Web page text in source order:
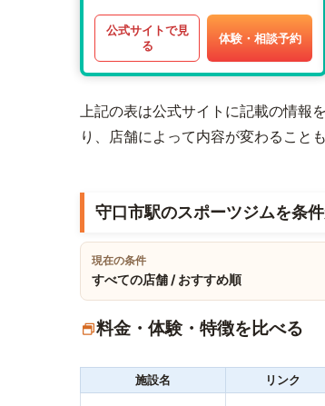
公式サイトで見
る
体験・相談予約
上記の表は公式サイトに記載の情報
り、店舗によって内容が変わること
守口市駅のスポーツジムを条
現在の条件
すべての店舗 / おすすめ順
料金・体験・特徴を比べる
施設名 リンク